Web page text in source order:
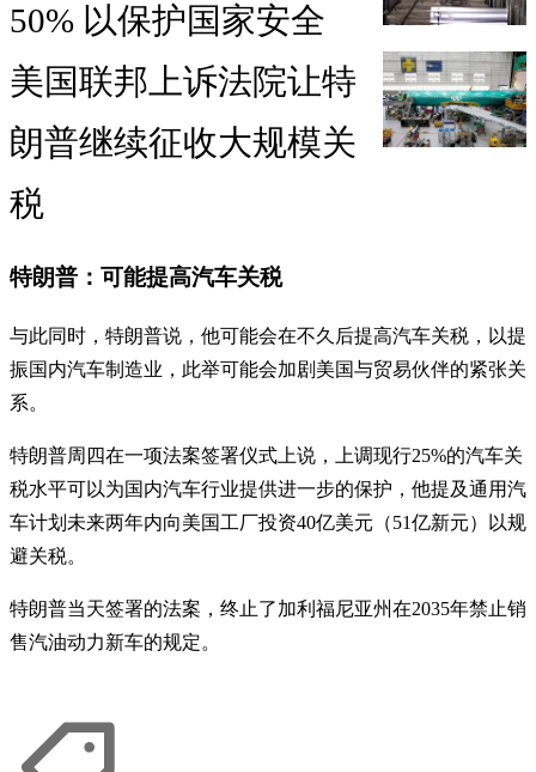
50% 以保护国家安全
美国联邦上诉法院让特
朗普继续征收大规模关
税
特朗普：可能提高汽车关税
与此同时，特朗普说，他可能会在不久后提高汽车关税，以提
振国内汽车制造业，此举可能会加剧美国与贸易伙伴的紧张关
系。
特朗普周四在一项法案签署仪式上说，上调现行25%的汽车关
税水平可以为国内汽车行业提供进一步的保护，他提及通用汽
车计划未来两年内向美国工厂投资40亿美元（51亿新元）以规
避关税。
特朗普当天签署的法案，终止了加利福尼亚州在2035年禁止销
售汽油动力新车的规定。